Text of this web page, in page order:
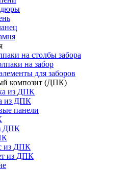
на столбы забора
на забор
для заборов
композит (ДПК)
из ДПК
из ДПК
панели
ДПК
из ДПК
из ДПК